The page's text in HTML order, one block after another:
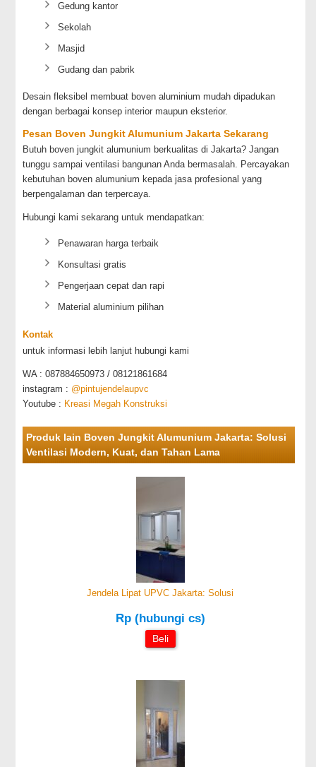
Gedung kantor
Sekolah
Masjid
Gudang dan pabrik
Desain fleksibel membuat boven aluminium mudah dipadukan
dengan berbagai konsep interior maupun eksterior.
Pesan Boven Jungkit Alumunium Jakarta Sekarang
Butuh boven jungkit alumunium berkualitas di Jakarta? Jangan
tunggu sampai ventilasi bangunan Anda bermasalah. Percayakan
kebutuhan boven alumunium kepada jasa profesional yang
berpengalaman dan terpercaya.
Hubungi kami sekarang untuk mendapatkan:
Penawaran harga terbaik
Konsultasi gratis
Pengerjaan cepat dan rapi
Material aluminium pilihan
Kontak
untuk informasi lebih lanjut hubungi kami
WA : 087884650973 / 08121861684
instagram : @pintujendelaupvc
Youtube : Kreasi Megah Konstruksi
Produk lain Boven Jungkit Alumunium Jakarta: Solusi
Ventilasi Modern, Kuat, dan Tahan Lama
Jendela Lipat UPVC Jakarta: Solusi
Rp (hubungi cs)
Beli